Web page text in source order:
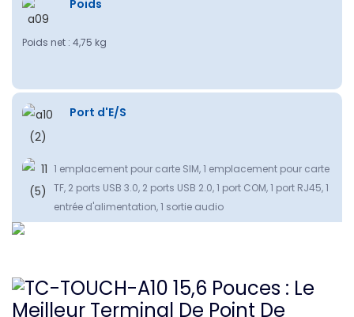
Poids
Poids net : 4,75 kg
Port d'E/S
1 emplacement pour carte SIM, 1 emplacement pour carte
TF, 2 ports USB 3.0, 2 ports USB 2.0, 1 port COM, 1 port RJ45, 1
entrée d'alimentation, 1 sortie audio